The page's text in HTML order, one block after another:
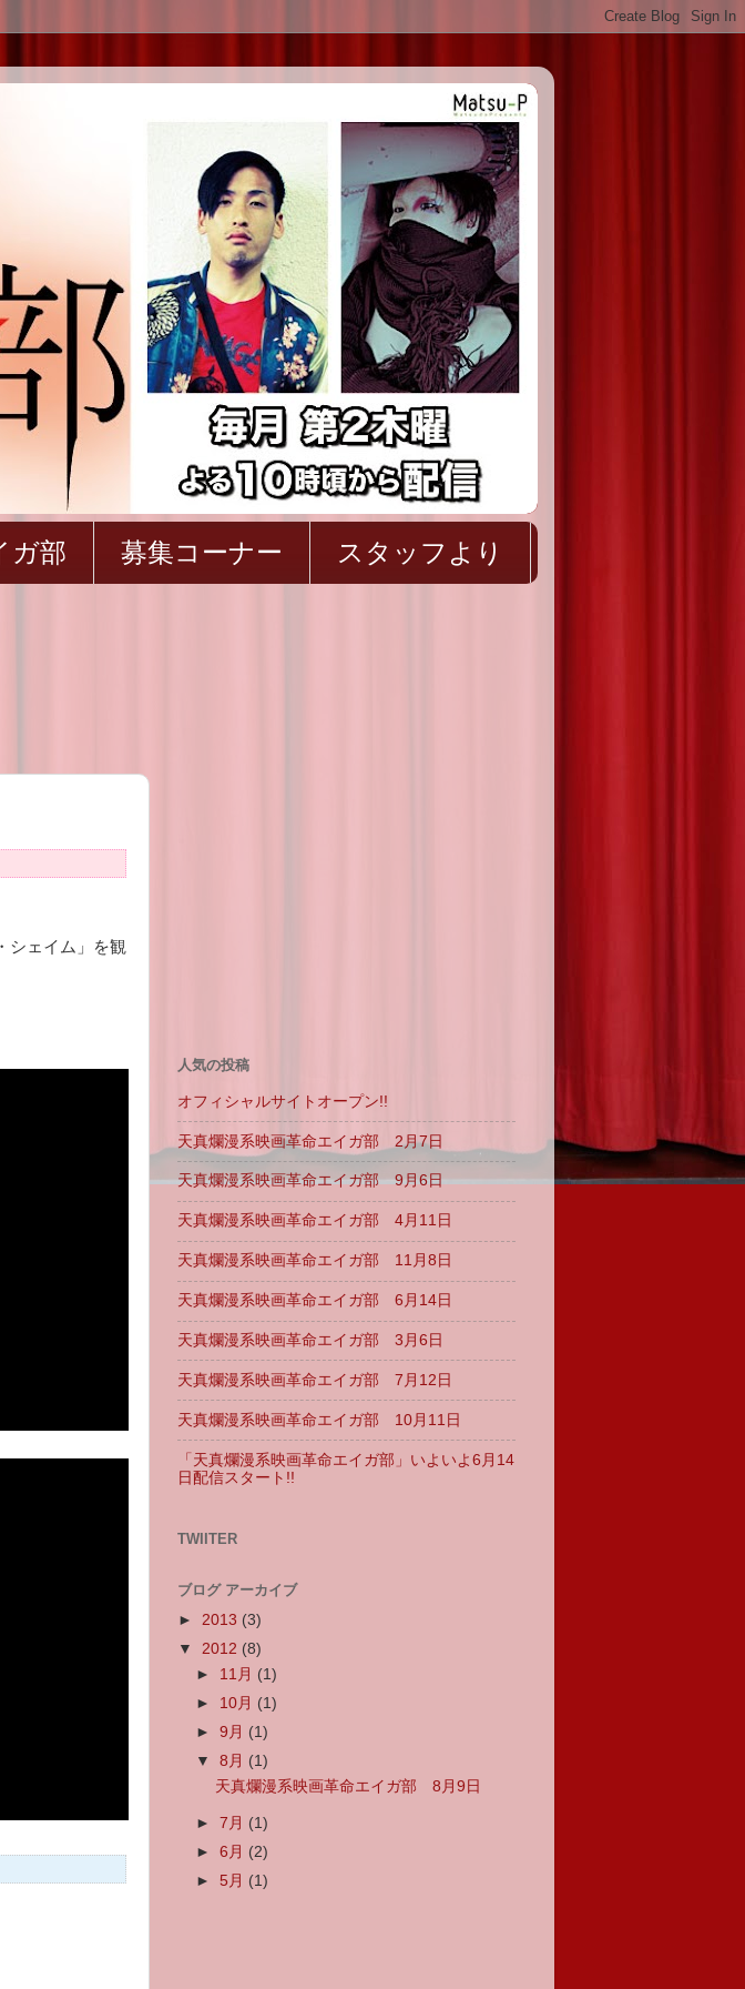
ガ部 募集コーナー スタッフより
シェイム」を観
人気の投稿
オフィシャルサイトオープン!!
天真爛漫系映画革命エイガ部 2月7日
天真爛漫系映画革命エイガ部 9月6日
天真爛漫系映画革命エイガ部 4月11日
天真爛漫系映画革命エイガ部 11月8日
天真爛漫系映画革命エイガ部 6月14日
天真爛漫系映画革命エイガ部 3月6日
天真爛漫系映画革命エイガ部 7月12日
天真爛漫系映画革命エイガ部 10月11日
「天真爛漫系映画革命エイガ部」いよいよ6月14
日配信スタート!!
TWIITER
ブログ アーカイブ
► 2013 (3)
▼ 2012 (8)
► 11月 (1)
► 10月 (1)
►9月 (1)
▼8月 (1)
天真爛漫系映画革命エイガ部 8月9日
►7月 (1)
►6月 (2)
► 5月 (1)